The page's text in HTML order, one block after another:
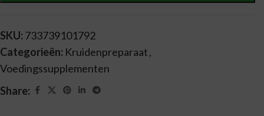
SKU: 733739101792
Categorieën: Kruidenpreparaat,
Voedingssupplementen
Share: